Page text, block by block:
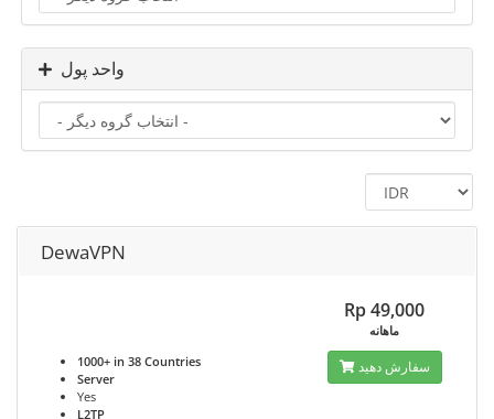
واحد پول
DewaVPN
1000+ in 38 Countries
Server
Yes
L2TP
Rp 49,000
ماهانه
سفارش دهید